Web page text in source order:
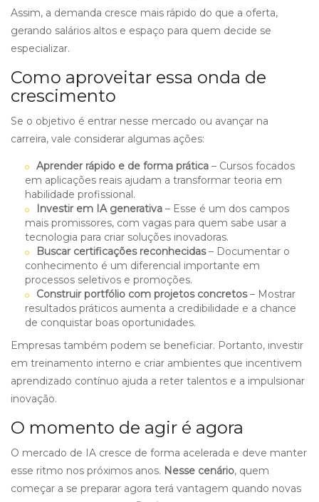
Assim, a demanda cresce mais rápido do que a oferta,
gerando salários altos e espaço para quem decide se
especializar.
Como aproveitar essa onda de
crescimento
Se o objetivo é entrar nesse mercado ou avançar na
carreira, vale considerar algumas ações:
Aprender rápido e de forma prática – Cursos focados
em aplicações reais ajudam a transformar teoria em
habilidade profissional.
Investir em IA generativa – Esse é um dos campos
mais promissores, com vagas para quem sabe usar a
tecnologia para criar soluções inovadoras.
Buscar certificações reconhecidas– Documentar o
conhecimento é um diferencial importante em
processos seletivos e promoções.
Construir portfólio com projetos concretos– Mostrar
resultados práticos aumenta a credibilidade e a chance
de conquistar boas oportunidades.
Empresas também podem se beneficiar. Portanto, investir
em treinamento interno e criar ambientes que incentivem
aprendizado contínuo ajuda a reter talentos e a impulsionar
inovação.
O momento de agir é agora
O mercado de IA cresce de forma acelerada e deve manter
esse ritmo nos próximos anos. Nesse cenário, quem
começar a se preparar agora terá vantagem quando novas